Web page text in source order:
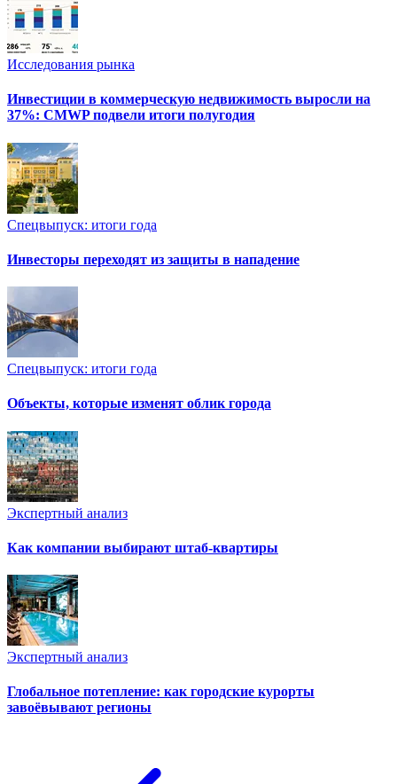
Исследования рынка
Инвестиции в коммерческую недвижимость выросли на
37%: CMWP подвели итоги полугодия
Спецвыпуск: итоги года
Инвесторы переходят из защиты в нападение
Спецвыпуск: итоги года
Объекты, которые изменят облик города
Экспертный анализ
Как компании выбирают штаб-квартиры
Экспертный анализ
Глобальное потепление: как городские курорты
завоёвывают регионы